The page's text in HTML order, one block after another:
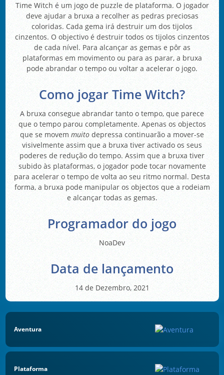
Time Witch é um jogo de puzzle de plataforma. O jogador
deve ajudar a bruxa a recolher as pedras preciosas
coloridas. Cada gema irá destruir um dos tijolos
cinzentos. O objectivo é destruir todos os tijolos cinzentos
de cada nível. Para alcançar as gemas e pôr as
plataformas em movimento ou para as parar, a bruxa
pode abrandar o tempo ou voltar a acelerar o jogo.
Como jogar Time Witch?
A bruxa consegue abrandar tanto o tempo, que parece
que o tempo parou completamente. Apenas os objectos
que se movem muito depressa continuarão a mover-se
visivelmente assim que a bruxa tiver activado os seus
poderes de redução do tempo. Assim que a bruxa tiver
subido às plataformas, o jogador pode tocar novamente
para acelerar o tempo de volta ao seu ritmo normal. Desta
forma, a bruxa pode manipular os objectos que a rodeiam
e alcançar todas as gemas.
Programador do jogo
NoaDev
Data de lançamento
14 de Dezembro, 2021
Aventura
Plataforma